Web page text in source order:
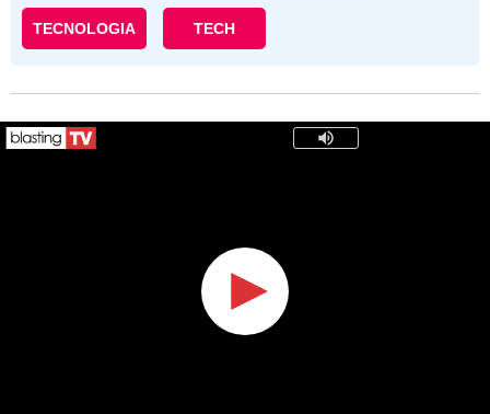
TECNOLOGIA TECH